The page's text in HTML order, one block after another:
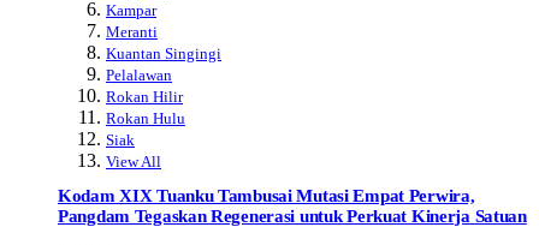
Kampar
Meranti
Kuantan Singingi
Pelalawan
Rokan Hilir
Rokan Hulu
Siak
View All
Kodam XIX Tuanku Tambusai Mutasi Empat Perwira,
Pangdam Tegaskan Regenerasi untuk Perkuat Kinerja Satuan